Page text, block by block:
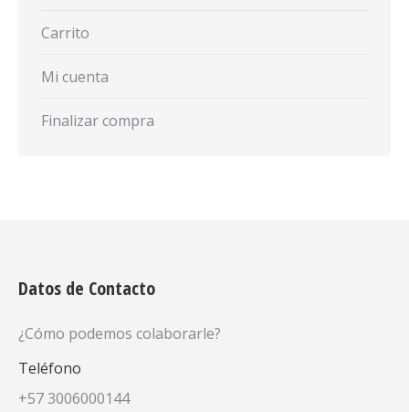
Carrito
Mi cuenta
Finalizar compra
Datos de Contacto
¿Cómo podemos colaborarle?
Teléfono
+57 3006000144